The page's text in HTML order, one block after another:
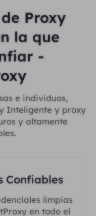
Proxy
la que
-
e individuos,
Inteligente y proxy
y altamente
Confiables
limpias
en todo el